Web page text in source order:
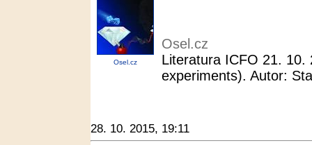
Osel.cz
Osel.cz
Literatura ICFO 21. 10.
experiments). Autor:
28. 10. 2015, 19:11